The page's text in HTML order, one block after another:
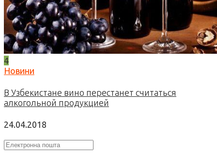
4
Новини
В Узбекистане вино перестанет считаться
алкогольной продукцией
24.04.2018